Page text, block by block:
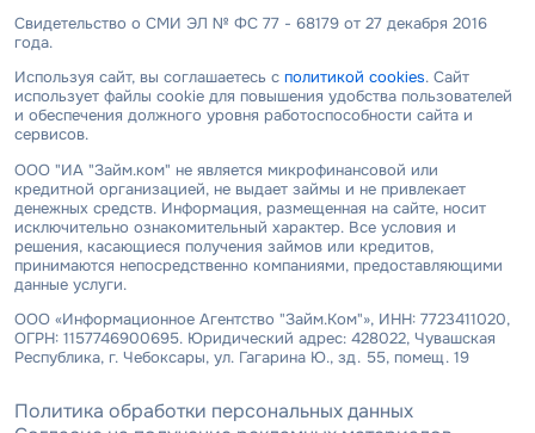
Свидетельство о СМИ ЭЛ № ФС 77 - 68179 от 27 декабря 2016
года.
Используя сайт, вы соглашаетесь с политикой cookies. Сайт
использует файлы cookie для повышения удобства пользователей
и обеспечения должного уровня работоспособности сайта и
сервисов.
ООО "ИА "Займ.ком" не является микрофинансовой или
кредитной организацией, не выдает займы и не привлекает
денежных средств. Информация, размещенная на сайте, носит
исключительно ознакомительный характер. Все условия и
решения, касающиеся получения займов или кредитов,
принимаются непосредственно компаниями, предоставляющими
данные услуги.
ООО «Информационное Агентство "Займ.Ком"», ИНН: 7723411020,
ОГРН: 1157746900695. Юридический адрес: 428022, Чувашская
Республика, г. Чебоксары, ул. Гагарина Ю., зд. 55, помещ. 19
Политика обработки персональных данных